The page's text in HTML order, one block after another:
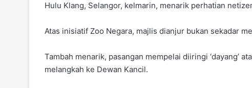
Hulu Klang, Selangor, kelmarin, menarik perhatian
Atas inisiatif Zoo Negara, majlis dianjur bukan sekadar
Tambah menarik, pasangan mempelai diiringi ‘dayang’
melangkah ke Dewan Kancil.